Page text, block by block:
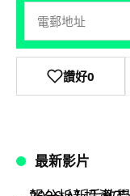
讚好0
最新影片